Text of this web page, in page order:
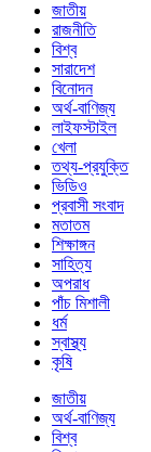
জাতীয়
রাজনীতি
বিশ্ব
সারাদেশ
বিনোদন
অর্থ-বাণিজ্য
লাইফস্টাইল
খেলা
তথ্য-প্রযুক্তি
ভিডিও
প্রবাসী সংবাদ
মতাতম
শিক্ষাঙ্গন
সাহিত্য
অপরাধ
পাঁচ মিশালী
ধর্ম
স্বাস্থ্য
কৃষি
জাতীয়
অর্থ-বাণিজ্য
বিশ্ব